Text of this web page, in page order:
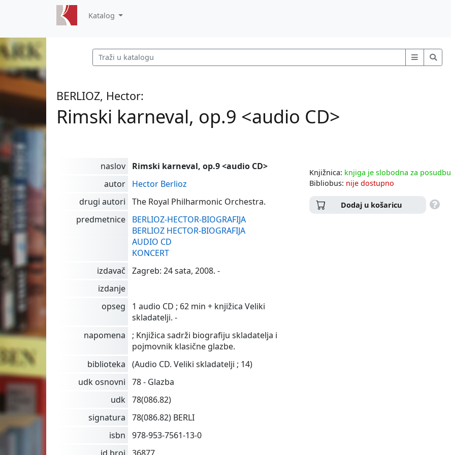
Katalog
BERLIOZ, Hector:
Rimski karneval, op.9 <audio CD>
naslov
Rimski karneval, op.9 <audio CD>
autor
Hector Berlioz
drugi autori
The Royal Philharmonic Orchestra.
predmetnice
BERLIOZ-HECTOR-BIOGRAFIJA
BERLIOZ HECTOR-BIOGRAFIJA
AUDIO CD
KONCERT
izdavač
Zagreb: 24 sata, 2008. -
izdanje
opseg
1 audio CD ; 62 min + knjižica Veliki
skladatelji. -
napomena
; Knjižica sadrži biografiju skladatelja i
pojmovnik klasične glazbe.
biblioteka
(Audio CD. Veliki skladatelji ; 14)
udk osnovni
78 - Glazba
udk
78(086.82)
signatura
78(086.82) BERLI
isbn
978-953-7561-13-0
Knjižnica: knjiga je slobodna za posudbu
Bibliobus: nije dostupno
Dodaj u košaricu